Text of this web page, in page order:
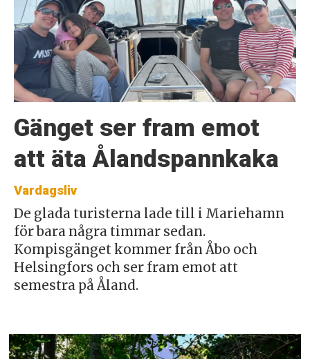
Gänget ser fram emot
att äta Ålandspannkaka
Vardagsliv
De glada turisterna lade till i Mariehamn
för bara några timmar sedan.
Kompisgänget kommer från Åbo och
Helsingfors och ser fram emot att
semestra på Åland.